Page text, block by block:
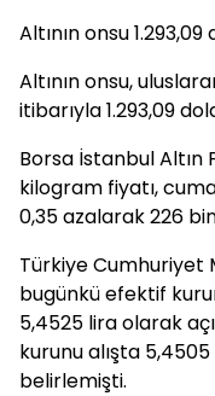
Altının onsu
Altının onsu,
itibarıyla 1.293,09
Borsa İstanbul Altın
kilogram fiyatı,
0,35 azalarak 226
Türkiye Cumhuriyet
bugünkü efektif
5,4525 lira olarak
kurunu alışta
belirlemişti.